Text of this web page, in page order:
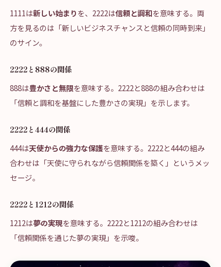
1111は新しい始まりを、2222は信頼と調和を意味する。両
方を見るのは「新しいビジネスチャンスと信頼の同時到来」
のサイン。
2222と888の関係
888は豊かさと無限を意味する。2222と888の組み合わせは
「信頼と調和を基盤にした豊かさの実現」を示します。
2222と444の関係
444は天使からの強力な保護を意味する。2222と444の組み
合わせは「天使に守られながら信頼関係を築く」というメッ
セージ。
2222と1212の関係
1212は夢の実現を意味する。2222と1212の組み合わせは
「信頼関係を通じた夢の実現」を示唆。